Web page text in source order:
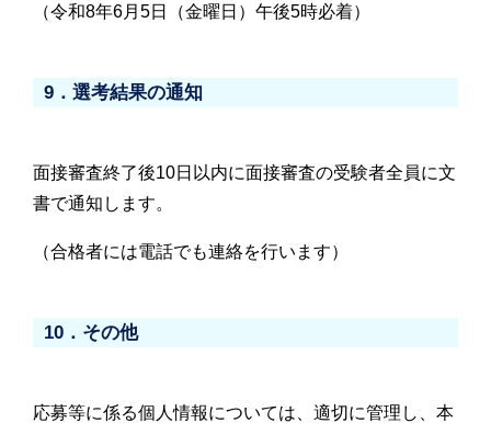
（令和8年6月5日（金曜日）午後5時必着）
9．選考結果の通知
面接審査終了後10日以内に面接審査の受験者全員に文
書で通知します。
（合格者には電話でも連絡を行います）
10．その他
応募等に係る個人情報については、適切に管理し、本